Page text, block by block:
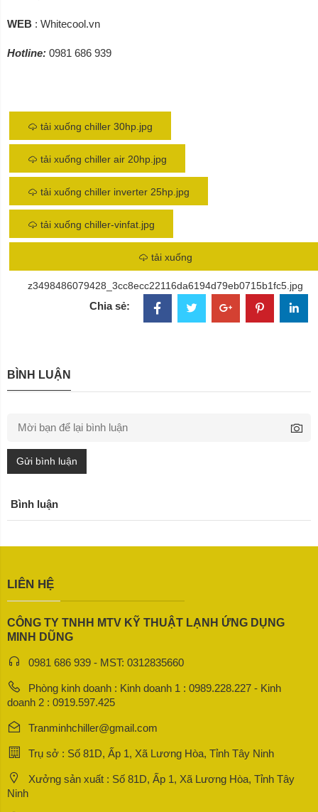
WEB : Whitecool.vn
Hotline: 0981 686 939
tải xuống chiller 30hp.jpg
tải xuống chiller air 20hp.jpg
tải xuống chiller inverter 25hp.jpg
tải xuống chiller-vinfat.jpg
tải xuống
z3498486079428_3cc8ecc22116da6194d79eb0715b1fc5.jpg
Chia sẻ:
BÌNH LUẬN
Gửi bình luận
Bình luận
LIÊN HỆ
CÔNG TY TNHH MTV KỸ THUẬT LẠNH ỨNG DỤNG
MINH DŨNG
0981 686 939 - MST: 0312835660
Phòng kinh doanh : Kinh doanh 1 : 0989.228.227 - Kinh
doanh 2 : 0919.597.425
Tranminhchiller@gmail.com
Trụ sở : Số 81D, Ấp 1, Xã Lương Hòa, Tỉnh Tây Ninh
Xưởng sản xuất : Số 81D, Ấp 1, Xã Lương Hòa, Tỉnh Tây
Ninh